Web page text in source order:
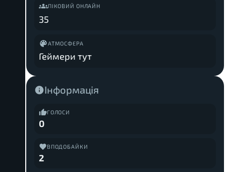
ПІКОВИЙ ОНЛАЙН
35
АТМОСФЕРА
Геймери тут
Інформація
ГОЛОСИ
0
ВПОДОБАЙКИ
2